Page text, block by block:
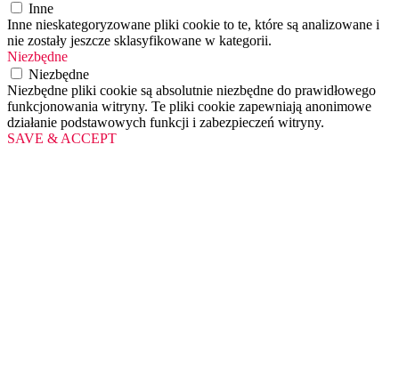
Inne
Inne nieskategoryzowane pliki cookie to te, które są analizowane i
nie zostały jeszcze sklasyfikowane w kategorii.
Niezbędne
Niezbędne
Niezbędne pliki cookie są absolutnie niezbędne do prawidłowego
funkcjonowania witryny. Te pliki cookie zapewniają anonimowe
działanie podstawowych funkcji i zabezpieczeń witryny.
SAVE & ACCEPT